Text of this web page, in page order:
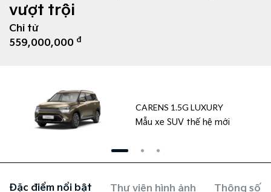
vượt trội
Chỉ từ
559,000,000 đ
CARENS 1.5G LUXURY
Mẫu xe SUV thế hệ mới
Đặc điểm nổi bật Thư viện hình ảnh Thông số